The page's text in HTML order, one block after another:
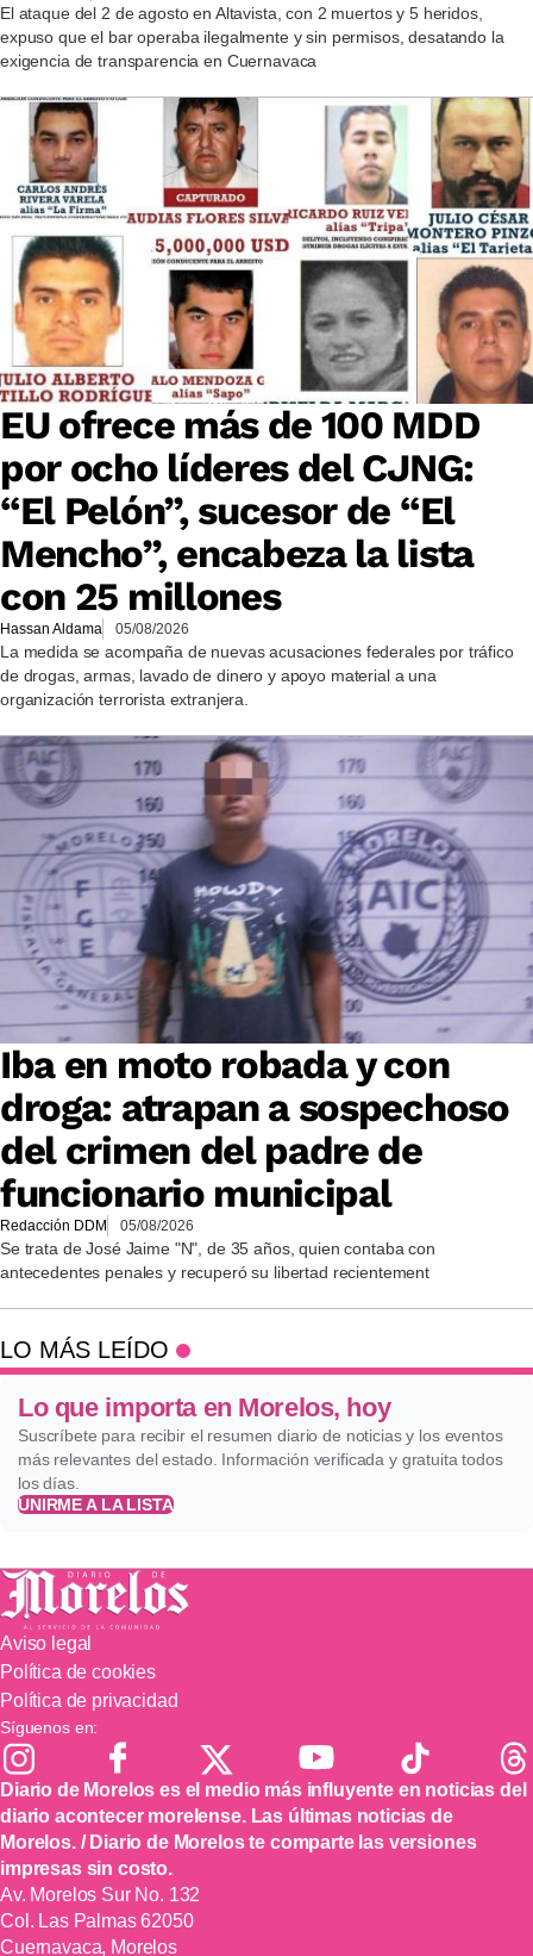
El ataque del 2 de agosto en Altavista, con 2 muertos y 5 heridos,
expuso que el bar operaba ilegalmente y sin permisos, desatando la
exigencia de transparencia en Cuernavaca
EU ofrece más de 100 MDD
por ocho líderes del CJNG:
“El Pelón”, sucesor de “El
Mencho”, encabeza la lista
con 25 millones
Hassan Aldama 05/08/2026
La medida se acompaña de nuevas acusaciones federales por tráfico
de drogas, armas, lavado de dinero y apoyo material a una
organización terrorista extranjera.
Iba en moto robada y con
droga: atrapan a sospechoso
del crimen del padre de
funcionario municipal
Redacción DDM 05/08/2026
Se trata de José Jaime "N", de 35 años, quien contaba con
antecedentes penales y recuperó su libertad recientement
LO MÁS LEÍDO
Lo que importa en Morelos, hoy
Suscríbete para recibir el resumen diario de noticias y los eventos
más relevantes del estado. Información verificada y gratuita todos
los días.
UNIRME A LA LISTA
Aviso legal
Política de cookies
Política de privacidad
Síguenos en:
Diario de Morelos es el medio más influyente en noticias del
diario acontecer morelense. Las últimas noticias de
Morelos. / Diario de Morelos te comparte las versiones
impresas sin costo.
Av. Morelos Sur No. 132
Col. Las Palmas 62050
Cuernavaca, Morelos